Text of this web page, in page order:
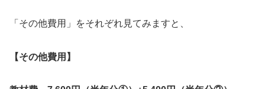
「その他費用」をそれぞれ見てみますと、
【その他費用】